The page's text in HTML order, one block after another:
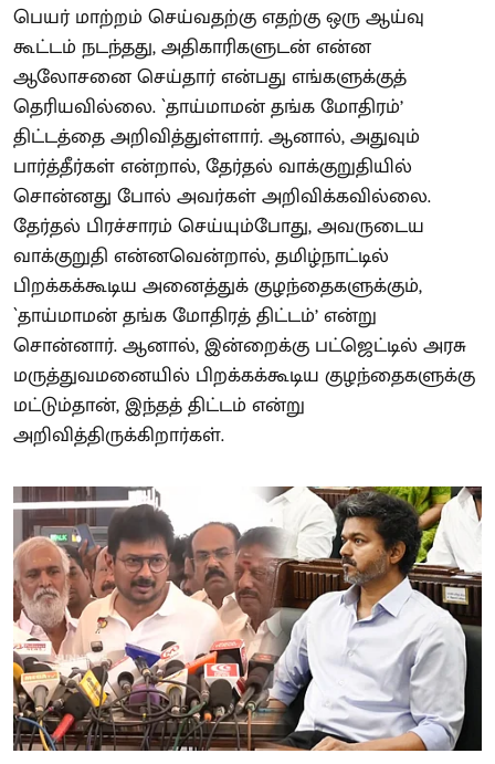
பெயர் மாற்றம் செய்வதற்கு எதற்கு ஒரு ஆய்வு
கூட்டம் நடந்தது, அதிகாரிகளுடன் என்ன
ஆலோசனை செய்தார் என்பது எங்களுக்குத்
தெரியவில்லை. `தாய்மாமன் தங்க மோதிரம்’
திட்டத்தை அறிவித்துள்ளார். ஆனால், அதுவும்
பார்த்தீர்கள் என்றால், தேர்தல் வாக்குறுதியில்
சொன்னது போல் அவர்கள் அறிவிக்கவில்லை.
தேர்தல் பிரச்சாரம் செய்யும்போது, அவருடைய
வாக்குறுதி என்னவென்றால், தமிழ்நாட்டில்
பிறக்கக்கூடிய அனைத்துக் குழந்தைகளுக்கும்,
`தாய்மாமன் தங்க மோதிரத் திட்டம்’ என்று
சொன்னார். ஆனால், இன்றைக்கு பட்ஜெட்டில் அரசு
மருத்துவமனையில் பிறக்கக்கூடிய குழந்தைகளுக்கு
மட்டும்தான், இந்தத் திட்டம் என்று
அறிவித்திருக்கிறார்கள்.